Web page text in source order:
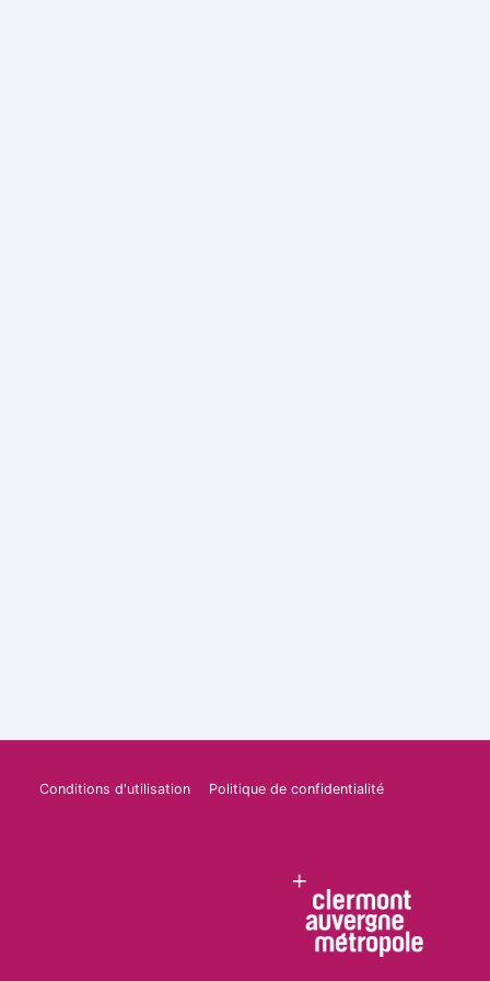
Conditions d'utilisation Politique de confidentialité